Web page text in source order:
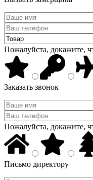
Пожалуйста, докажите,
Заказать звонок
Пожалуйста, докажите,
Письмо директору